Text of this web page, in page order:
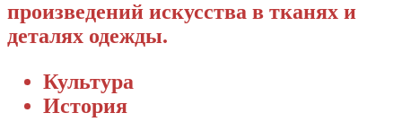
произведений искусства в тканях и
деталях одежды.
Культура
История